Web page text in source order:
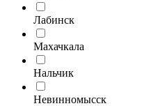
Лабинск
Махачкала
Нальчик
Невинномысск